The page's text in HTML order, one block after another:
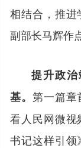
相结合，推进
副部长马辉作
提升政
基。第一篇章
看人民网微视
书记这样引领